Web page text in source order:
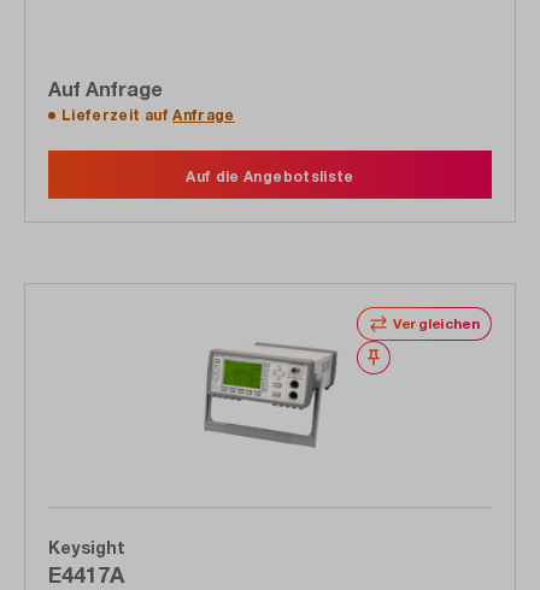
Auf Anfrage
Lieferzeit aufAnfrage
Auf die Angebotsliste
Vergleichen
Merken
Keysight
E4417A